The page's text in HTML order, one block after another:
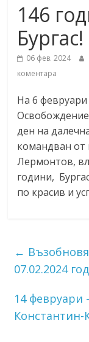
146
Бургас!
06 фев. 2024
коментара
На 6 февруари
ден на
командван от
Лермонтов,
години,
по красив и
←
07.02.2024
14 февруари